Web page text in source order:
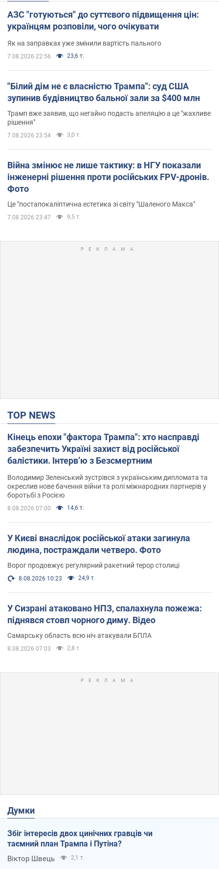
АЗС "готуються" до суттєвого підвищення цін:
українцям розповіли, чого очікувати
Як на заправках уже змінили вартість пального
7.08.2026 22:56 23,6 т.
"Білий дім не є власністю Трампа": суд США
зупинив будівництво бальної зали за $400 млн
Трамп вже заявив, що негайно подасть апеляцію а це "жахливе
рішення"
7.08.2026 23:54 3,0 т.
Війна змінює не лише тактику: в НГУ показали
інженерні рішення проти російських FPV-дронів.
Фото
Це "постапокаліптична естетика зі світу "Шаленого Макса"
7.08.2026 23:47 9,5 т.
TOP NEWS
Кінець епохи "фактора Трампа": хто насправді
забезпечить Україні захист від російської
балістики. Інтерв’ю з Безсмертним
Володимир Зеленський зустрівся з українським дипломата та
окреслив нове бачення війни та ролі міжнародних партнерів у
боротьбі з Росією
8.08.2026 07:00 14,6 т.
У Києві внаслідок російської атаки загинула
людина, постраждали четверо. Фото
Ворог продовжує регулярний ракетний терор столиці
8.08.2026 10:23 24,9 т.
У Сизрані атаковано НПЗ, спалахнула пожежа:
піднявся стовп чорного диму. Відео
Самарську область всю ніч атакували БПЛА
8.08.2026 07:03 2,8 т.
Думки
Збіг інтересів двох цинічних гравців чи
таємний план Трампа і Путіна?
Віктор Швець 2,1 т.